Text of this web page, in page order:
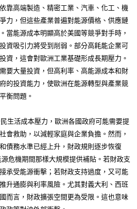
靠高端製造、精密工業、汽車、化工、機
力，但這些產業普遍對能源價格、供應鏈
當能源成本明顯高於美國等競爭對手時，
資吸引力將受到削弱。部分高耗能企業可
資，這會對歐洲工業基礎形成長期壓力。
要大量投資，但高利率、高能源成本和財
的投資能力，使歐洲在能源轉型與產業競
衡問題。
生活成本壓力，歐洲各國政府可能需要提
會救助，以減輕家庭與企業負擔。然而，
債務水準已經上升，財政規則逐步恢復
危機期間那樣大規模提供補貼。若財政支
承受能源衝擊；若財政支持過度，又可能
升通膨與利率風險。尤其對義大利、西班
而言，財政擴張空間更為受限。這也意味